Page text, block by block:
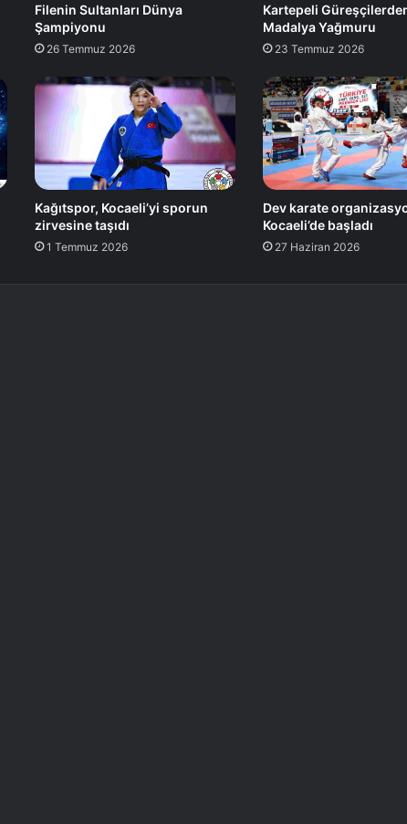
Filenin Sultanları Dünya
Şampiyonu
26 Temmuz 2026
Kartepeli
Madalya Yağmuru
23 Temmuz 2026
Kağıtspor, Kocaeli’yi sporun
zirvesine taşıdı
1 Temmuz 2026
Dev karate
Kocaeli’de başladı
27 Haziran 2026